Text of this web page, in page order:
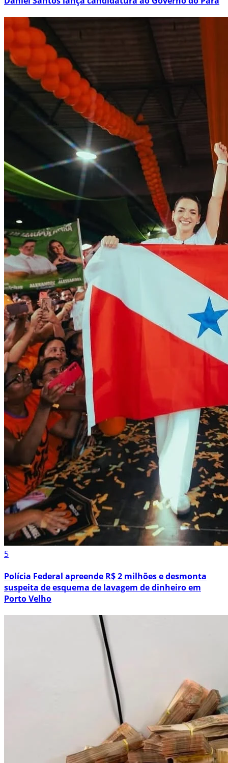
5
Polícia Federal apreende R$ 2 milhões e desmonta
suspeita de esquema de lavagem de dinheiro em
Porto Velho